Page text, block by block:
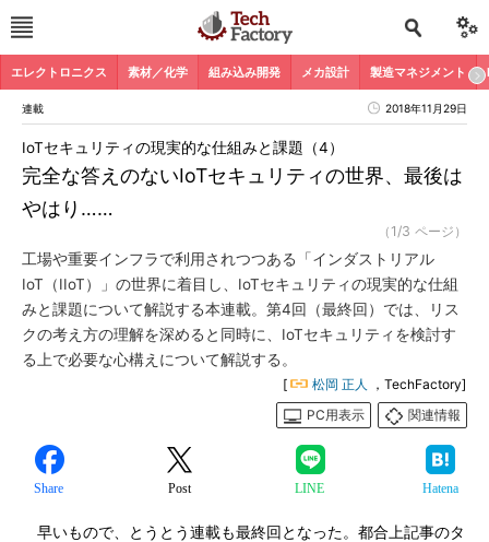
エレクトロニクス 素材／化学 組み込み開発 メカ設計 製造マネジメント
連載 2018年11月29日
完全な答えのないIoTセキュリティの世界、最後は
やはり……
IoTセキュリティの現実的な仕組みと課題（4）
（1/3 ページ）
工場や重要インフラで利用されつつある「インダストリアル
IoT（IIoT）」の世界に着目し、IoTセキュリティの現実的な仕組
みと課題について解説する本連載。第4回（最終回）では、リス
クの考え方の理解を深めると同時に、IoTセキュリティを検討す
る上で必要な心構えについて解説する。
[ 松岡 正人
，TechFactory]
PC用表示
関連情報
Share Post LINE Hatena
早いもので、とうとう連載も最終回となった。都合上記事のタ